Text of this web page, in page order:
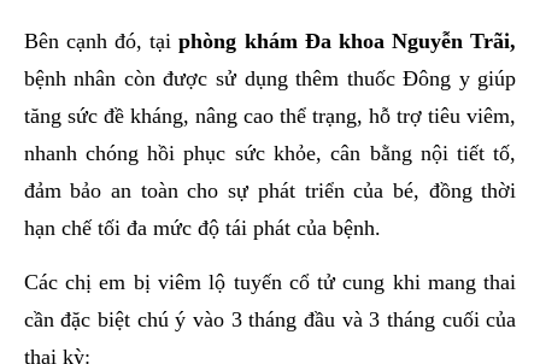
Bên cạnh đó, tạiphòng khám Đa khoa Nguyễn Trãi,
bệnh nhân còn được sử dụng thêm thuốc Đông y giúp
tăng sức đề kháng, nâng cao thể trạng, hỗ trợ tiêu viêm,
nhanh chóng hồi phục sức khỏe, cân bằng nội tiết tố,
đảm bảo an toàn cho sự phát triển của bé, đồng thời
hạn chế tối đa mức độ tái phát của bệnh.
Các chị em bị viêm lộ tuyến cổ tử cung khi mang thai
cần đặc biệt chú ý vào 3 tháng đầu và 3 tháng cuối của
thai kỳ: